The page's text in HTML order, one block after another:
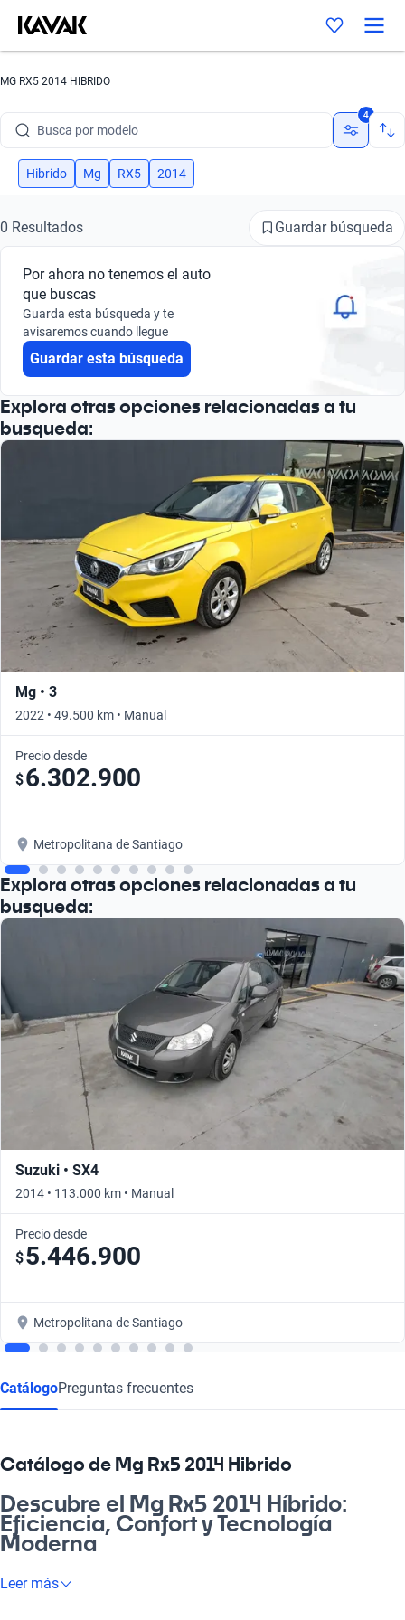
MG RX5 2014 HIBRIDO
Busca por modelo
Busca por versión
Busca por marca
Busca por modelo
Busca por versión
4
Hibrido Mg RX5 2014
0 Resultados Guardar búsqueda
Por ahora no tenemos el auto
que buscas
Guarda esta búsqueda y te
avisaremos cuando llegue
Guardar esta búsqueda
Explora otras opciones relacionadas a tu
busqueda:
Mg • 3
2022 • 49.500 km • Manual
Precio desde
$6.302.900
Metropolitana de Santiago
Explora otras opciones relacionadas a tu
busqueda:
Suzuki • SX4
2014 • 113.000 km • Manual
Precio desde
$5.446.900
Metropolitana de Santiago
CatálogoPreguntas frecuentes
Catálogo de Mg Rx5 2014 Hibrido
Descubre el Mg Rx5 2014 Híbrido:
Eficiencia, Confort y Tecnología
Moderna
Oye, si buscas un vehículo que combine eficiencia, confort y
Leer más